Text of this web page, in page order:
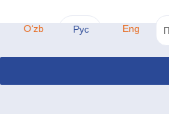
Oʻzb Рус Eng